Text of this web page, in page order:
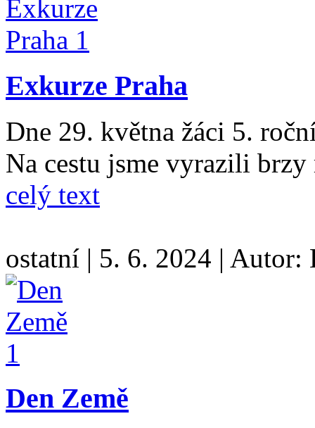
Exkurze Praha
Dne 29. května žáci 5.
Na cestu jsme vyrazili
celý text
ostatní | 5. 6. 2024 | Autor:
Den Země